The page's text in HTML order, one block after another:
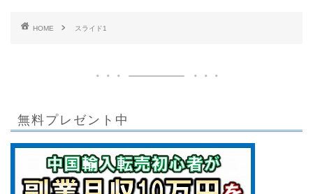
HOME スライド1
無料プレゼント中